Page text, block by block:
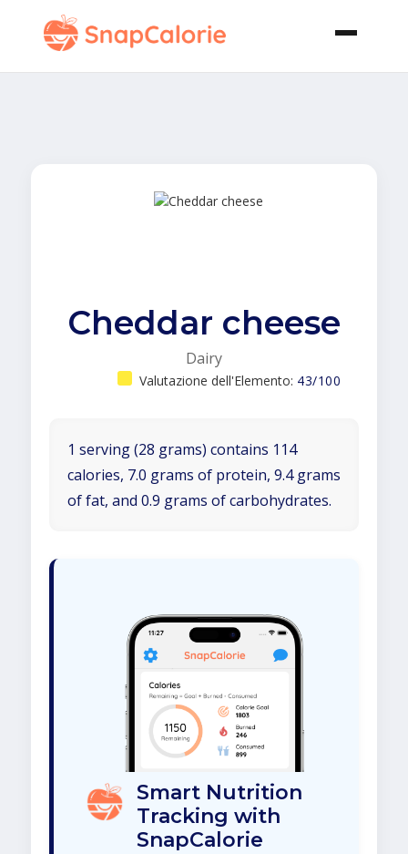
Cheddar cheese
Dairy
Valutazione dell'Elemento: 43/100
1 serving (28 grams) contains 114
calories, 7.0 grams of protein, 9.4 grams
of fat, and 0.9 grams of carbohydrates.
Smart Nutrition
Tracking with
SnapCalorie